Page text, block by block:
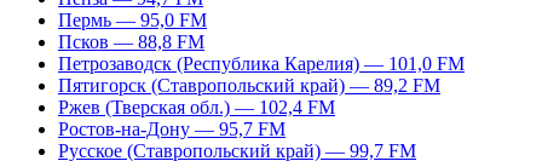
Пермь — 95,0 FM
Псков — 88,8 FM
Петрозаводск (Республика Карелия) — 101,0 FM
Пятигорск (Ставропольский край) — 89,2 FM
Ржев (Тверская обл.) — 102,4 FM
Ростов-на-Дону — 95,7 FM
Русское (Ставропольский край) — 99,7 FM